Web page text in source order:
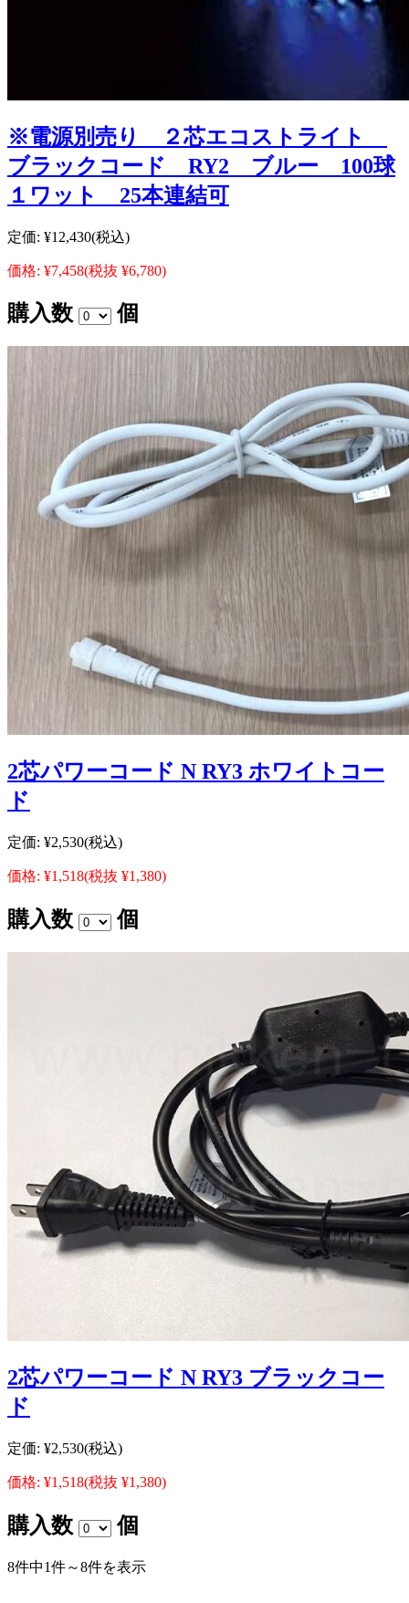
※電源別売り ２芯エコストライト
ブラックコード RY2 ブルー 100球
１ワット 25本連結可
定価: ¥12,430(税込)
価格: ¥7,458(税抜 ¥6,780)
購入数 個
2芯パワーコード N RY3 ホワイトコー
ド
定価: ¥2,530(税込)
価格: ¥1,518(税抜 ¥1,380)
購入数 個
2芯パワーコード N RY3 ブラックコー
ド
定価: ¥2,530(税込)
価格: ¥1,518(税抜 ¥1,380)
購入数 個
8件中1件～8件を表示